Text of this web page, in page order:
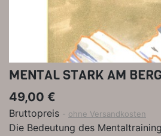
MENTAL STARK AM BERG
49,00 €
Bruttopreis ohne Versandkosten
Die Bedeutung des